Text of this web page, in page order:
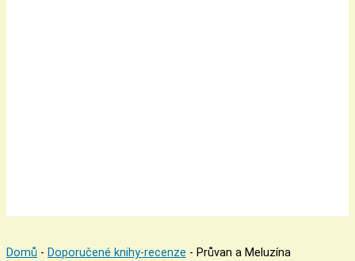
Domů - Doporučené knihy-recenze - Průvan a Meluzína